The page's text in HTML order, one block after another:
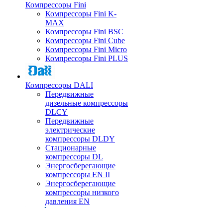
Компрессоры Fini
Компрессоры Fini K-
MAX
Компрессоры Fini BSC
Компрессоры Fini Cube
Компрессоры Fini Micro
Компрессоры Fini PLUS
Компрессоры DALI
Передвижные
дизельные компрессоры
DLCY
Передвижные
электрические
компрессоры DLDY
Стационарные
компрессоры DL
Энергосберегающие
компрессоры EN II
Энергосберегающие
компрессоры низкого
давления EN